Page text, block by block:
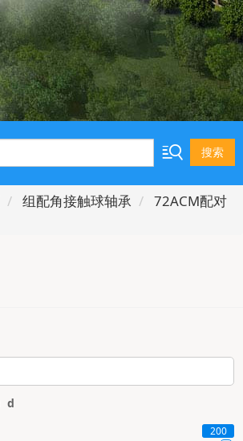
搜索
组配角接触球轴承
72ACM配对
d
200